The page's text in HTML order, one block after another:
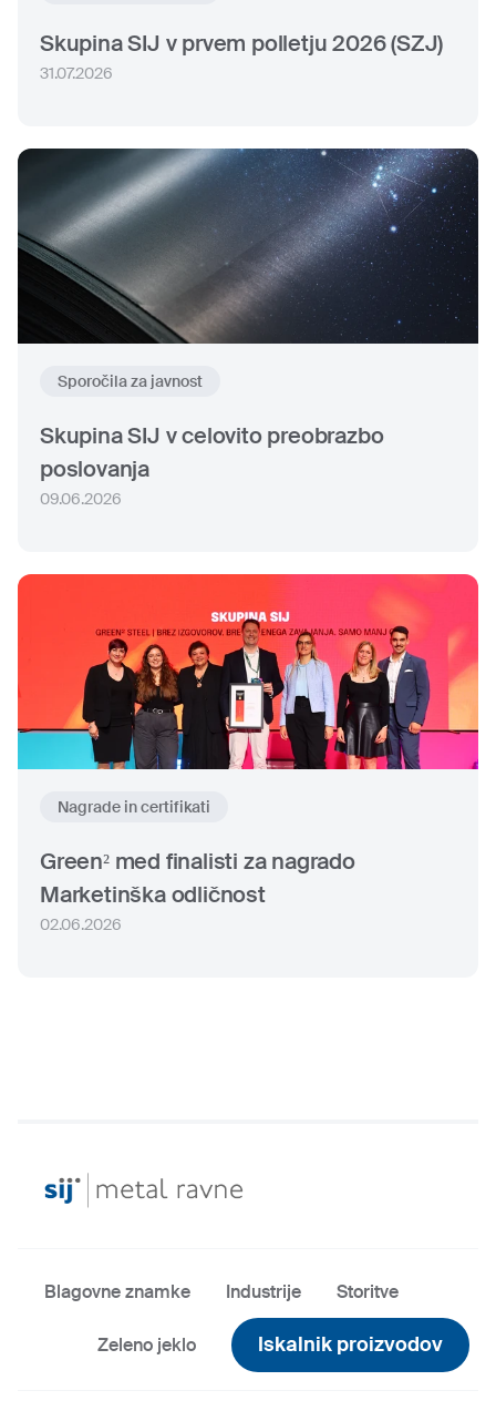
Skupina SIJ v prvem polletju 2026 (SZJ)
31.07.2026
Sporočila za javnost
Skupina SIJ v celovito preobrazbo
poslovanja
09.06.2026
Nagrade in certifikati
Green² med finalisti za nagrado
Marketinška odličnost
02.06.2026
Blagovne znamke Industrije Storitve
Zeleno jeklo Iskalnik proizvodov